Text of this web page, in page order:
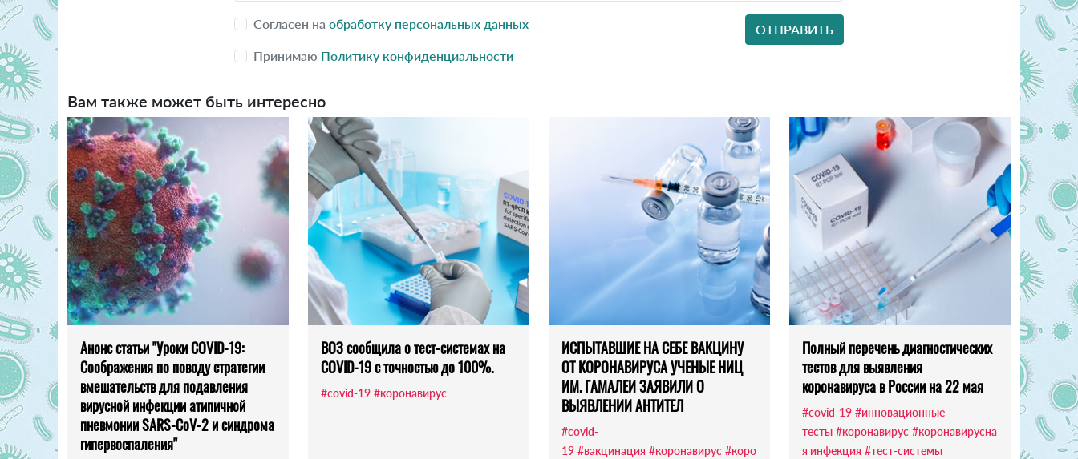
Согласен на обработку персональных данных
Принимаю Политику конфиденциальности
Вам также может быть интересно
Анонс статьи "Уроки COVID-19:
Соображения по поводу стратегии
вмешательств для подавления
вирусной инфекции атипичной
пневмонии SARS-CoV-2 и синдрома
гипервоспаления"
ВОЗ сообщила о тест-системах на
COVID-19 с точностью до 100%.
#covid-19 #коронавирус
ИСПЫТАВШИЕ НА СЕБЕ ВАКЦИНУ
ОТ КОРОНАВИРУСА УЧЕНЫЕ НИЦ
ИМ. ГАМАЛЕИ ЗАЯВИЛИ О
ВЫЯВЛЕНИИ АНТИТЕЛ
#covid-
19 #вакцинация #коронавирус #коро
Полный перечень диагностических
тестов для выявления
коронавируса в России на 22 мая
#covid-19 #инновационные
тесты #коронавирус #коронавирусна
я инфекция #тест-системы